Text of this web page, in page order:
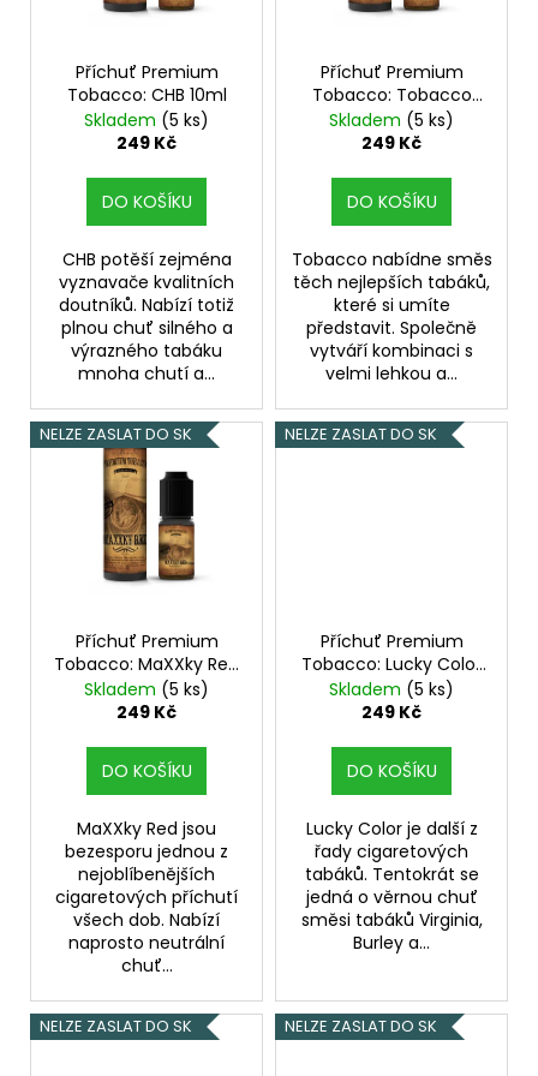
Příchuť Premium
Tobacco: CHB 10ml
Skladem (5 ks)
249 Kč
DO KOŠÍKU
CHB potěší zejména
vyznavače kvalitních
doutníků. Nabízí totiž
plnou chuť silného a
výrazného tabáku
mnoha chutí a...
Příchuť Premium
Tobacco: Tobacco
10ml
Skladem (5 ks)
249 Kč
DO KOŠÍKU
Tobacco nabídne směs
těch nejlepších tabáků,
které si umíte
představit. Společně
vytváří kombinaci s
velmi lehkou a...
NELZE ZASLAT DO SK
Příchuť Premium
Tobacco: MaXXky Red
10ml
Skladem (5 ks)
249 Kč
DO KOŠÍKU
MaXXky Red jsou
bezesporu jednou z
nejoblíbenějších
cigaretových příchutí
všech dob. Nabízí
naprosto neutrální
chuť...
NELZE ZASLAT DO SK
Příchuť Premium
Tobacco: Lucky Color
10ml
Skladem (5 ks)
249 Kč
DO KOŠÍKU
Lucky Color je další z
řady cigaretových
tabáků. Tentokrát se
jedná o věrnou chuť
směsi tabáků Virginia,
Burley a...
NELZE ZASLAT DO SK NELZE ZASLAT DO SK